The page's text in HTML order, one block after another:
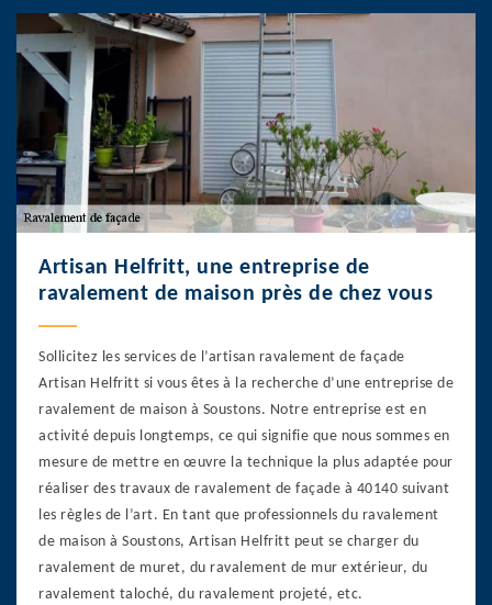
Artisan Helfritt, une entreprise de
ravalement de maison près de chez vous
Sollicitez les services de l’artisan ravalement de façade
Artisan Helfritt si vous êtes à la recherche d’une entreprise de
ravalement de maison à Soustons. Notre entreprise est en
activité depuis longtemps, ce qui signifie que nous sommes en
mesure de mettre en œuvre la technique la plus adaptée pour
réaliser des travaux de ravalement de façade à 40140 suivant
les règles de l’art. En tant que professionnels du ravalement
de maison à Soustons, Artisan Helfritt peut se charger du
ravalement de muret, du ravalement de mur extérieur, du
ravalement taloché, du ravalement projeté, etc.